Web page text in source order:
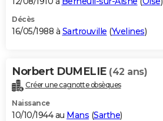
Décès
16/05/1988 à Sartrouville (Yvelines)
Norbert DUMELIE (42 ans)
Créer une cagnotte obsèques
Naissance
10/10/1944 au Mans (Sarthe)